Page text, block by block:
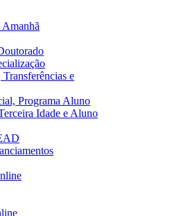
Amanhã
Transferências e
Programa Aluno
Idade e Aluno